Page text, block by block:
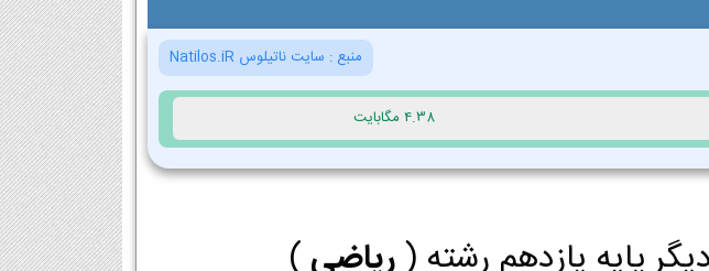
منبع : سایت ناتیلوس Natilos.iR
4.38 مگابایت
پایه یازدهم رشته (ریاضی )